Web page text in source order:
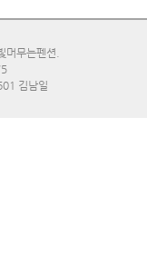
무는펜션.
김남일